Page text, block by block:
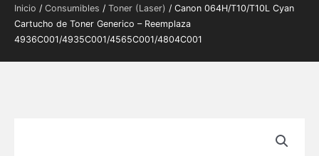
Inicio / Consumibles / Toner (Laser) / Canon 064H/T10/T10L Cyan
Cartucho de Toner Generico – Reemplaza
4936C001/4935C001/4565C001/4804C001